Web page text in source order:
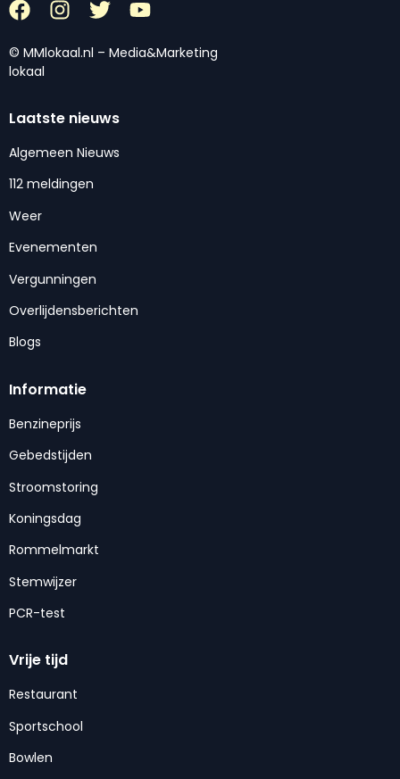
© MMlokaal.nl – Media&Marketing
lokaal
Laatste nieuws
Algemeen Nieuws
112 meldingen
Weer
Evenementen
Vergunningen
Overlijdensberichten
Blogs
Informatie
Benzineprijs
Gebedstijden
Stroomstoring
Koningsdag
Rommelmarkt
Stemwijzer
PCR-test
Vrije tijd
Restaurant
Sportschool
Bowlen